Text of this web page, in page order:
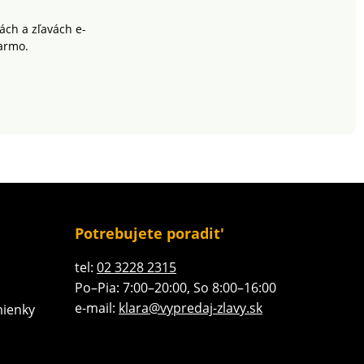
a zľavách e-
Potrebujete poradit'
tel: 02 3228 2315
Po–Pia: 7:00–20:00, So 8:00–16:00
e-mail: klara@vypredaj-zlavy.sk